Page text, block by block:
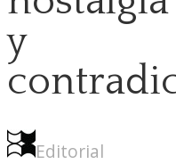
y
Editorial